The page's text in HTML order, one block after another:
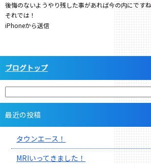
後悔のないようやり残した事があれば今の内にですね
それでは！
iPhoneから送信
ブログトップ
最近の投稿
タウンエース！
MRIいってきました！